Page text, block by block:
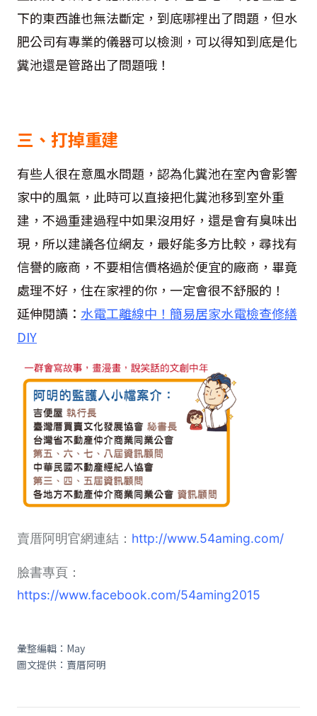
下的東西誰也無法斷定，到底哪裡出了問題，但水
肥公司有專業的儀器可以檢測，可以得知到底是化
糞池還是管路出了問題哦！
三、打掉重建
有些人很在意風水問題，認為化糞池在室內會影響
家中的風氣，此時可以直接把化糞池移到室外重
建，不過重建過程中如果沒用好，還是會有臭味出
現，所以建議各位網友，最好能多方比較，尋找有
信譽的廠商，不要相信價格過於便宜的廠商，畢竟
處理不好，住在家裡的你，一定會很不舒服的！
延伸閱讀： 水電工離線中！簡易居家水電檢查修繕
DIY
賣厝阿明官網連結： http://www.54aming.com/
臉書專頁：
https://www.facebook.com/54aming2015
彙整編輯：May
圖文提供：賣厝阿明